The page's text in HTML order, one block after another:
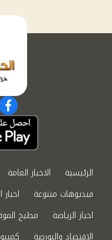
الرئيسية الاخبار العامة
فيديوهات متنوعة
اخبار
اخبار الرياضة
مطبخ
الاقتصاد والبورصة